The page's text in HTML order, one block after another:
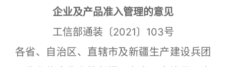
企业及产品准入管理的意见
工信部通装〔2021〕103号
各省、自治区、直辖市及新疆生产建设兵团